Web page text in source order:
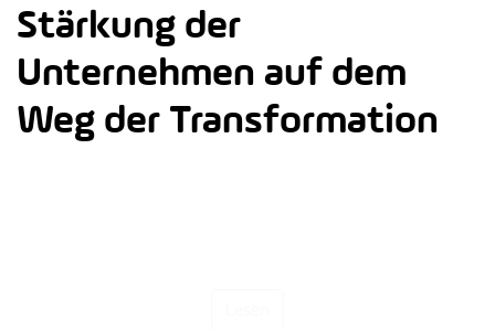
Stärkung der
Unternehmen auf dem
Weg der Transformation